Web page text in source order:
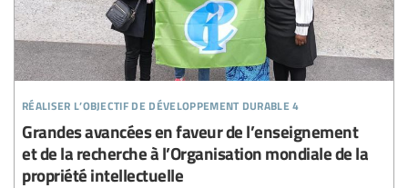
réaliser l’objectif de développement durable 4
Grandes avancées en faveur de l’enseignement
et de la recherche à l’Organisation mondiale de la
propriété intellectuelle